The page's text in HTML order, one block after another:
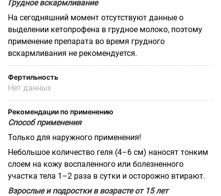
Грудное вскармливание
На сегодняшний момент отсутствуют данные о
выделении кетопрофена в грудное молоко, поэтому
применение препарата во время грудного
вскармливания не рекомендуется.
Фертильность
Нет данных
Рекомендации по применению
Способ применения
Только для наружного применения!
Небольшое количество геля (4–6 см) наносят тонким
слоем на кожу воспаленного или болезненного
участка тела 1–2 раза в сутки и осторожно втирают.
Взрослые и подростки в возрасте от 15 лет